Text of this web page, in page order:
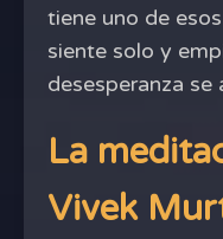
tiene uno de
siente solo y
desesperanza se
La
Vivek